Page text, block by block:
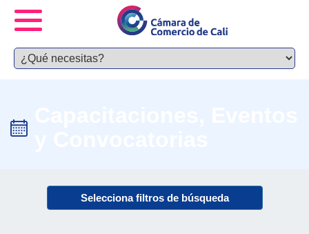
Selecciona filtros de búsqueda